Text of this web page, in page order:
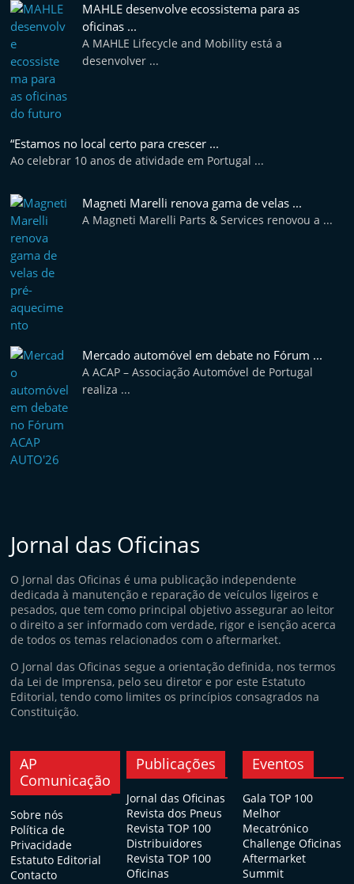
MAHLE desenvolve ecossistema para as
oficinas ...
A MAHLE Lifecycle and Mobility está a
desenvolver ...
“Estamos no local certo para crescer ...
Ao celebrar 10 anos de atividade em Portugal ...
Magneti Marelli renova gama de velas ...
A Magneti Marelli Parts & Services renovou a ...
Mercado automóvel em debate no Fórum ...
A ACAP – Associação Automóvel de Portugal
realiza ...
Jornal das Oficinas
O Jornal das Oficinas é uma publicação independente
dedicada à manutenção e reparação de veículos ligeiros e
pesados, que tem como principal objetivo assegurar ao leitor
o direito a ser informado com verdade, rigor e isenção acerca
de todos os temas relacionados com o aftermarket.
O Jornal das Oficinas segue a orientação definida, nos termos
da Lei de Imprensa, pelo seu diretor e por este Estatuto
Editorial, tendo como limites os princípios consagrados na
Constituição.
AP
Comunicação
Sobre nós
Política de
Privacidade
Estatuto Editorial
Contacto
Publicações
Jornal das Oficinas
Revista dos Pneus
Revista TOP 100
Distribuidores
Revista TOP 100
Oficinas
Eventos
Gala TOP 100
Melhor
Mecatrónico
Challenge Oficinas
Aftermarket
Summit